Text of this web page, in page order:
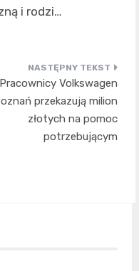
i rodzi…
Pracownicy Volkswagen
przekazują milion
złotych na pomoc
potrzebującym